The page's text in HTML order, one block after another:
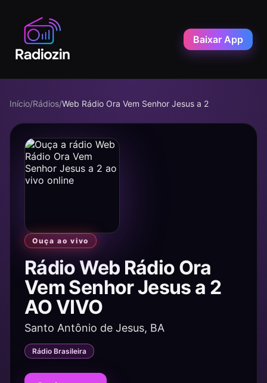
Baixar App
Início/Rádios/Web Rádio Ora Vem Senhor Jesus a 2
Ouça ao vivo
Rádio Web Rádio Ora
Vem Senhor Jesus a 2
AO VIVO
Santo Antônio de Jesus, BA
Rádio Brasileira